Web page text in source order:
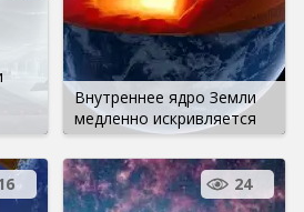
Внутреннее ядро Земли
медленно искривляется
24